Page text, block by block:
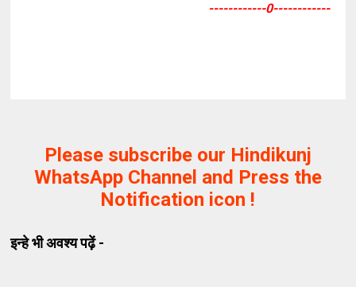
------------0------------
Please subscribe our Hindikunj
WhatsApp Channel and Press the
Notification icon !
इन्हे भी अवश्य पढ़ें -